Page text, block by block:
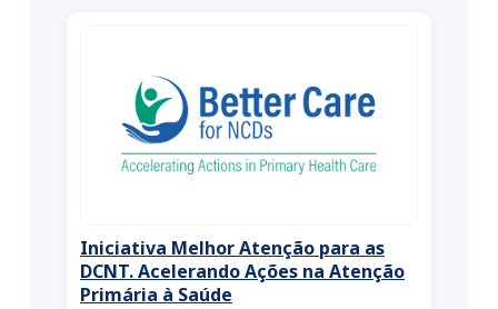
Iniciativa Melhor Atenção para as
DCNT. Acelerando Ações na Atenção
Primária à Saúde